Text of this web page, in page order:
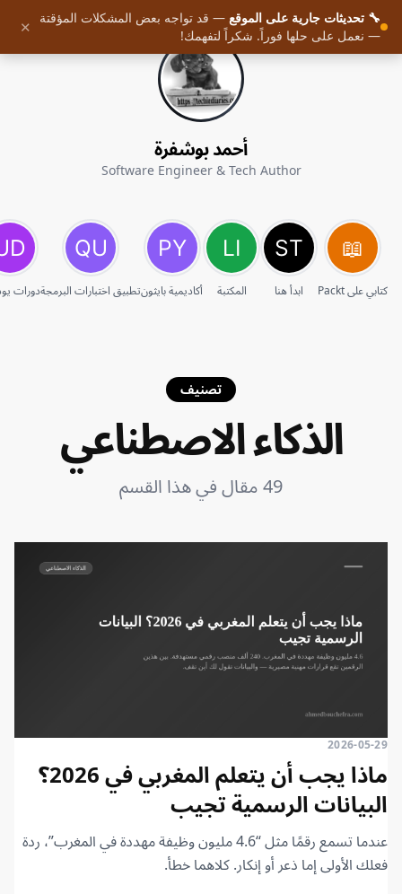
أحمد بوشفرة
Software Engineer & Tech Author
كتابي على Packt ابدأ هنا المكتبة أكاديمية بايثونتطبيق اختبارات البرمجةدورات
تصنيف
الذكاء الاصطناعي
49 مقال في هذا القسم
2026-05-29
ماذا يجب أن يتعلم المغربي في 2026؟
البيانات الرسمية تجيب
عندما تسمع رقمًا مثل “4.6 مليون وظيفة مهددة في المغرب”، ردة
فعلك الأولى إما ذعر أو إنكار. كلاهما خطأ.
🔧 تحديثات جارية على الموقع — قد تواجه بعض المشكلات المؤقتة
— نعمل على حلها فوراً. شكراً لتفهمك!
✕